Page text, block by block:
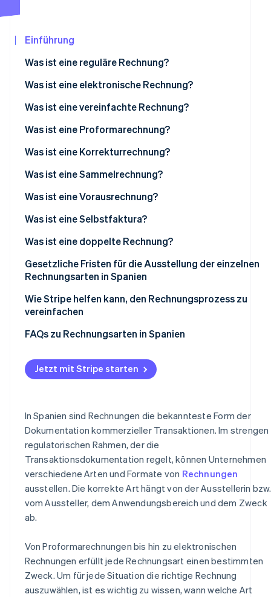
CO₂-Entnahme
Stripe-Sessions 2026
Jetzt ansehen
Einführung
Was ist eine reguläre Rechnung?
Arten von regulären Rechnungen
Was ist eine elektronische Rechnung?
Arten von elektronischen Rechnungen
Was ist eine vereinfachte Rechnung?
Was ist eine Proformarechnung?
Was ist eine Korrekturrechnung?
Arten von Korrekturrechnungen
Was ist eine Sammelrechnung?
Was ist eine Vorausrechnung?
Was ist eine Selbstfaktura?
Was ist eine doppelte Rechnung?
Gesetzliche Fristen für die Ausstellung der einzelnen
Rechnungsarten in Spanien
Wie Stripe helfen kann, den Rechnungsprozess zu
vereinfachen
FAQs zu Rechnungsarten in Spanien
Jetzt mit Stripe starten
In Spanien sind Rechnungen die bekannteste Form der
Dokumentation kommerzieller Transaktionen. Im strengen
regulatorischen Rahmen, der die
Transaktionsdokumentation regelt, können Unternehmen
verschiedene Arten und Formate von Rechnungen
ausstellen. Die korrekte Art hängt von der Ausstellerin bzw.
vom Aussteller, dem Anwendungsbereich und dem Zweck
ab.
Von Proformarechnungen bis hin zu elektronischen
Rechnungen erfüllt jede Rechnungsart einen bestimmten
Zweck. Um für jede Situation die richtige Rechnung
auszuwählen, ist es wichtig zu wissen, wann welche Art